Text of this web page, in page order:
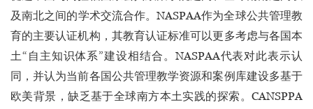
及南北之间的学术交流合作。NASPAA作为全球公共管理教
育的主要认证机构，其教育认证标准可以更多考虑与各国本
土“自主知识体系”建设相结合。NASPAA代表对此表示认
同，并认为当前各国公共管理教学资源和案例库建设多基于
欧美背景，缺乏基于全球南方本土实践的探索。CANSPPA